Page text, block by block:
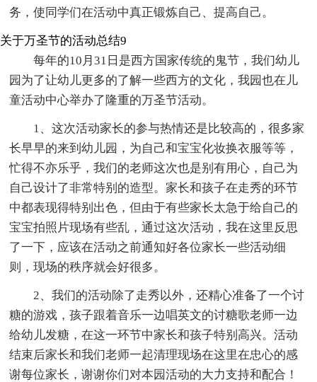
务，使同学们在活动中真正锻炼自己、提高自己。
关于万圣节的活动总结9
每年的10月31日是西方国家传统的鬼节，我们幼儿
园为了让幼儿更多的了解一些西方的文化，我园也在儿
童活动中心举办了隆重的万圣节活动。
1、这次活动家长的参与热情还是比较高的，很多家
长早早的来到幼儿园，为自己和宝宝化妆换衣服等等，
忙得不亦乐乎，我们的老师这次也是别有用心，自己为
自己设计了非常特别的造型。家长和孩子在走秀的环节
中都表现得特别出色，但由于有些家长太急于给自己的
宝宝拍照片现场有些乱，通过这次活动，我在这里反思
了一下，应该在活动之前通知好各位家长一些活动细
则，现场的秩序就会好很多。
2、我们的活动除了走秀以外，还精心准备了一个讨
糖的游戏，孩子跟着音乐一边唱英文的讨糖歌老师一边
给幼儿发糖，在这一环节中家长和孩子特别高兴。活动
结束后家长和我们老师一起清理现场在这里在忠心的感
谢每位家长，谢谢你们对本园活动的大力支持和配合！